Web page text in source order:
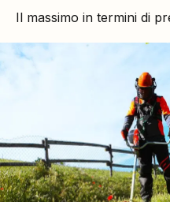
Il massimo in termini di